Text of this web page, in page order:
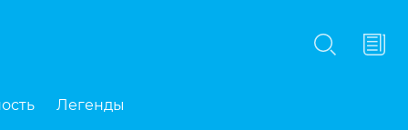
Подписаться
Легенды